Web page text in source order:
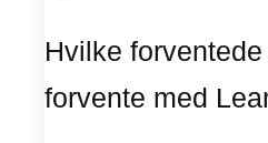
Hvilke
forvente med